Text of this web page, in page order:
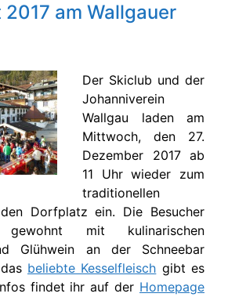
am Wallgauer
Der Skiclub und der
Johanniverein
Wallgau laden am
Mittwoch, den 27.
Dezember 2017 ab
11 Uhr wieder zum
traditionellen
Dorfplatz ein. Die Besucher
mit kulinarischen
Glühwein an der Schneebar
beliebte Kesselfleisch gibt es
findet ihr auf der Homepage